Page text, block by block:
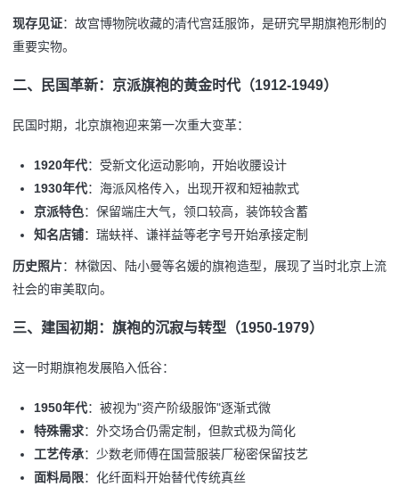
现存见证：故宫博物院收藏的清代宫廷服饰，是研究早期旗袍形制的
重要实物。
二、民国革新：京派旗袍的黄金时代（1912-1949）
民国时期，北京旗袍迎来第一次重大变革：
1920年代：受新文化运动影响，开始收腰设计
1930年代：海派风格传入，出现开衩和短袖款式
京派特色：保留端庄大气，领口较高，装饰较含蓄
知名店铺：瑞蚨祥、谦祥益等老字号开始承接定制
历史照片：林徽因、陆小曼等名媛的旗袍造型，展现了当时北京上流
社会的审美取向。
三、建国初期：旗袍的沉寂与转型（1950-1979）
这一时期旗袍发展陷入低谷：
1950年代：被视为"资产阶级服饰"逐渐式微
特殊需求：外交场合仍需定制，但款式极为简化
工艺传承：少数老师傅在国营服装厂秘密保留技艺
面料局限：化纤面料开始替代传统真丝